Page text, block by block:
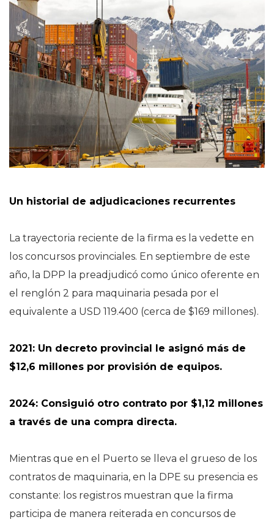
Un historial de adjudicaciones recurrentes
La trayectoria reciente de la firma es la vedette en
los concursos provinciales. En septiembre de este
año, la DPP la preadjudicó como único oferente en
el renglón 2 para maquinaria pesada por el
equivalente a USD 119.400 (cerca de $169 millones).
2021: Un decreto provincial le asignó más de
$12,6 millones por provisión de equipos.
2024: Consiguió otro contrato por $1,12 millones
a través de una compra directa.
Mientras que en el Puerto se lleva el grueso de los
contratos de maquinaria, en la DPE su presencia es
constante: los registros muestran que la firma
participa de manera reiterada en concursos de